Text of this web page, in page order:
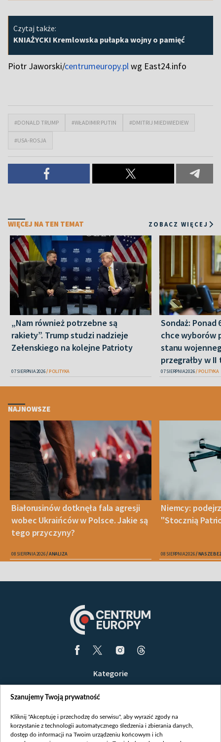
Czytaj także:
KNIAŻYCKI Kremlowska pułapka wojny o pamięć
Piotr Jaworski/centrumeuropy.plwg East24.info
#DONALD TRUMP #WŁADIMIR PUTIN #DMITRIJ MIEDWIEDIEW
#USA-ROSJA
WIĘCEJ NA TEN TEMAT ZOBACZ WIĘCEJ
„Nam również potrzebne są
rakiety”. Trump studzi nadzieje
Zełenskiego na kolejne Patrioty
07 SIERPNIA 2026 POLITYKA
Sondaż: Ponad
chce wyborów
stanu
przegrałby w II
07 SIERPNIA 2026 POLITYKA
NAJNOWSZE
Białorusinów dotknęła fala agresji
wobec Ukraińców w Polsce. Jakie są
tego przyczyny?
08 SIERPNIA 2026 ANALIZA
Niemcy:
"Stocznią
08 SIERPNIA 2026 NASZE
Kategorie
Opinie
Białoruś / Polska
Szanujemy Twoją prywatność
Kliknij "Akceptuję i przechodzę do serwisu", aby wyrazić zgody na
korzystanie z technologii automatycznego śledzenia i zbierania danych,
dostęp do informacji na Twoim urządzeniu końcowym i ich